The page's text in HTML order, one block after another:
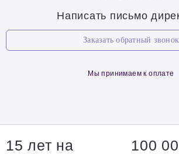
Написать письмо
Заказать обратный звонок
Мы принимаем к оплате
15 лет на
100